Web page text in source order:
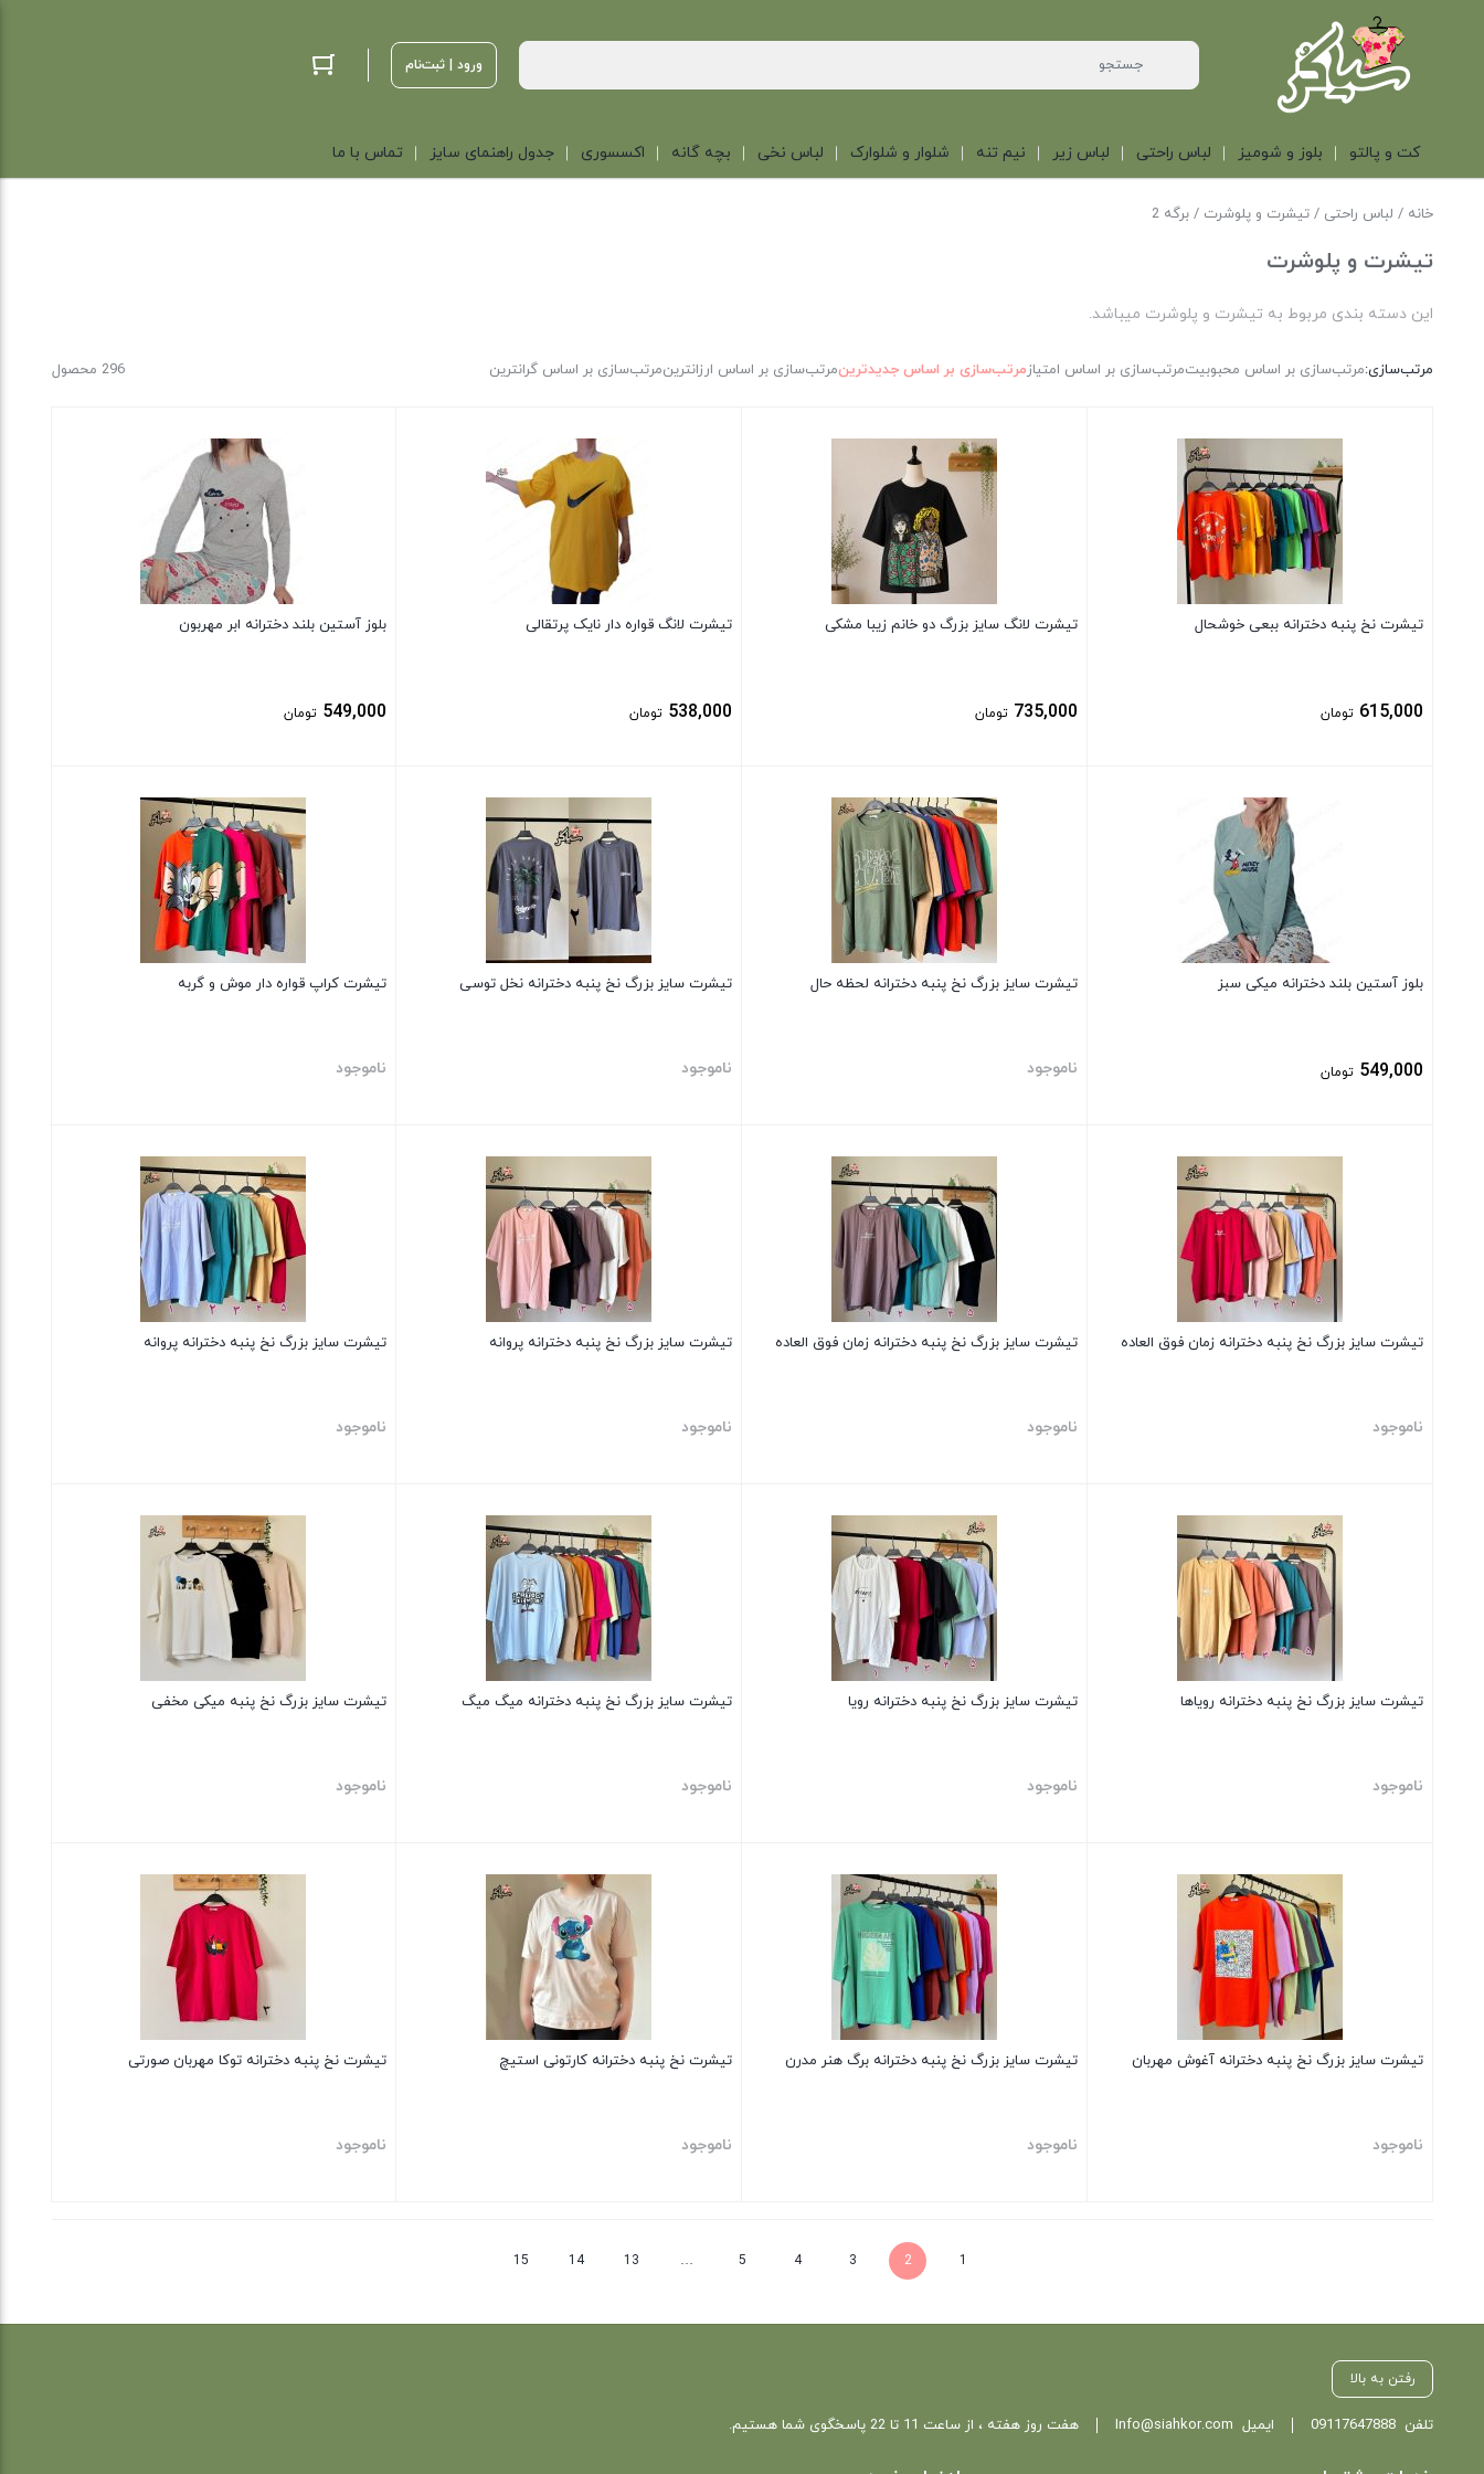
ورود | ثبت‌نام
کت و پالتو بلوز و شومیز لباس راحتی لباس زیر نیم تنه شلوار و شلوارک لباس نخی بچه گانه اکسسوری جدول راهنمای سایز تماس با ما
خانه / لباس راحتی /تیشرت و پلوشرت / برگه 2
تیشرت و پلوشرت
این دسته بندی مربوط به تیشرت و پلوشرت میباشد.
296 محصول مرتب‌سازی:مرتب‌سازی بر اساس محبوبیتمرتب‌سازی بر اساس امتیازمرتب‌سازی بر اساس جدیدترینمرتب‌سازی بر اساس ارزانترینمرتب‌سازی بر اساس گرانترین
تیشرت نخ پنبه دخترانه ببعی خوشحال
615,000 تومان
تیشرت لانگ سایز بزرگ دو خانم زیبا مشکی
735,000 تومان
تیشرت لانگ قواره دار نایک پرتقالی
538,000 تومان
بلوز آستین بلند دخترانه ابر مهربون
549,000 تومان
بلوز آستین بلند دخترانه میکی سبز
549,000 تومان
تیشرت سایز بزرگ نخ پنبه دخترانه لحظه حال
ناموجود
تیشرت سایز بزرگ نخ پنبه دخترانه نخل توسی
ناموجود
تیشرت کراپ قواره دار موش و گربه
ناموجود
تیشرت سایز بزرگ نخ پنبه دخترانه زمان فوق العاده
ناموجود
تیشرت سایز بزرگ نخ پنبه دخترانه زمان فوق العاده
ناموجود
تیشرت سایز بزرگ نخ پنبه دخترانه پروانه
ناموجود
تیشرت سایز بزرگ نخ پنبه دخترانه پروانه
ناموجود
تیشرت سایز بزرگ نخ پنبه دخترانه رویاها
ناموجود
تیشرت سایز بزرگ نخ پنبه دخترانه رویا
ناموجود
تیشرت سایز بزرگ نخ پنبه دخترانه میگ میگ
ناموجود
تیشرت سایز بزرگ نخ پنبه میکی مخفی
ناموجود
تیشرت سایز بزرگ نخ پنبه دخترانه آغوش مهربان
ناموجود
تیشرت سایز بزرگ نخ پنبه دخترانه برگ هنر مدرن
ناموجود
تیشرت نخ پنبه دخترانه کارتونی استیچ
ناموجود
تیشرت نخ پنبه دخترانه توکا مهربان صورتی
ناموجود
1
2
3
4
5
…
13
14
15
رفتن به بالا
تلفن09117647888 ایمیل Info@siahkor.com هفت روز هفته ، از ساعت 11 تا 22 پاسخگوی شما هستیم.